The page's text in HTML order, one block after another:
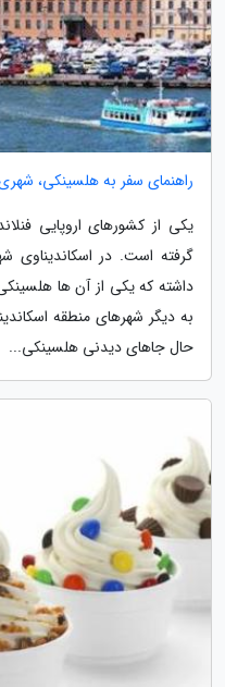
راهنمای سفر به هلسینکی، شهری
یکی از کشورهای اروپایی
گرفته است. در اسکاندیناوی
داشته که یکی از آن ها
به دیگر شهرهای منطقه
حال جاهای دیدنی هلسینکی...